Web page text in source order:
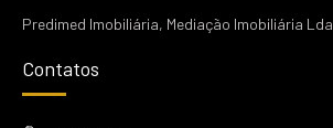
Predimed Imobiliária, Mediação Imobiliária
Contatos